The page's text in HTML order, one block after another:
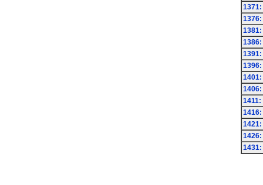
1371:
1376:
1381:
1386:
1391:
1396:
1401:
1406:
1411:
1416:
1421:
1426:
1431: